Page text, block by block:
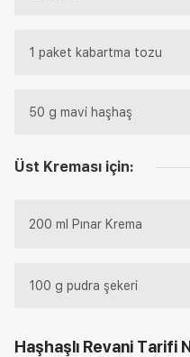
1 paket kabartma tozu
50 g mavi haşhaş
Üst Kreması için:
200 ml Pınar Krema
100 g pudra şekeri
Haşhaşlı Revani Tarifi